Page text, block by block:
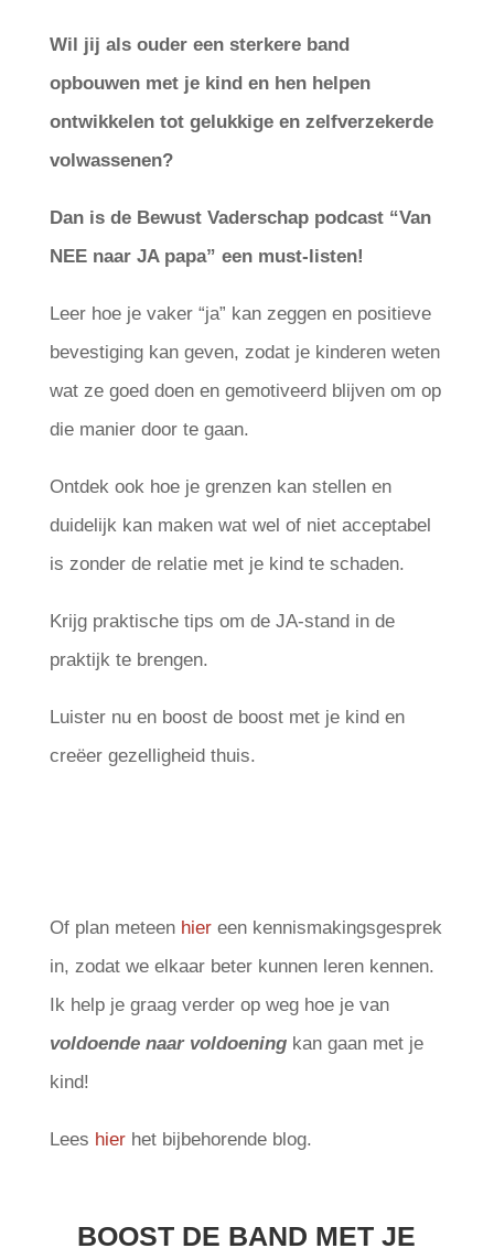
Wil jij als ouder een sterkere band
opbouwen met je kind en hen helpen
ontwikkelen tot gelukkige en zelfverzekerde
volwassenen?
Dan is de Bewust Vaderschap podcast “Van
NEE naar JA papa” een must-listen!
Leer hoe je vaker “ja” kan zeggen en positieve
bevestiging kan geven, zodat je kinderen weten
wat ze goed doen en gemotiveerd blijven om op
die manier door te gaan.
Ontdek ook hoe je grenzen kan stellen en
duidelijk kan maken wat wel of niet acceptabel
is zonder de relatie met je kind te schaden.
Krijg praktische tips om de JA-stand in de
praktijk te brengen.
Luister nu en boost de boost met je kind en
creëer gezelligheid thuis.
Of plan meteen hier een kennismakingsgesprek
in, zodat we elkaar beter kunnen leren kennen.
Ik help je graag verder op weg hoe je van
voldoende naar voldoeningkan gaan met je
kind!
Lees hierhet bijbehorende blog.
BOOST DE BAND MET JE